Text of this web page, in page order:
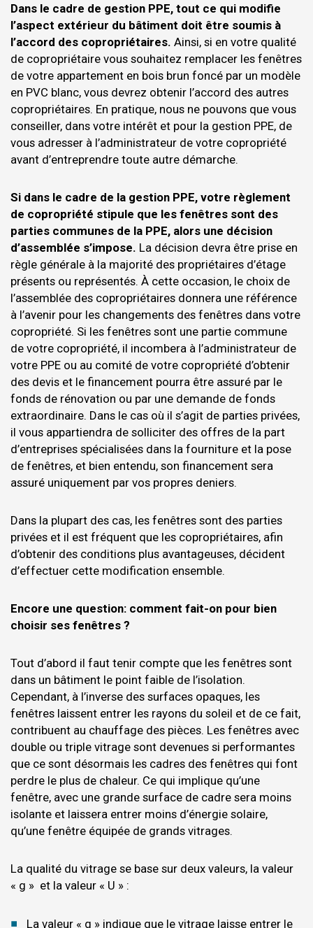
Dans le cadre de gestion PPE, tout ce qui modifie
l’aspect extérieur du bâtiment doit être soumis à
l’accord des copropriétaires. Ainsi, si en votre qualité
de copropriétaire vous souhaitez remplacer les fenêtres
de votre appartement en bois brun foncé par un modèle
en PVC blanc, vous devrez obtenir l’accord des autres
copropriétaires. En pratique, nous ne pouvons que vous
conseiller, dans votre intérêt et pour la gestion PPE, de
vous adresser à l’administrateur de votre copropriété
avant d’entreprendre toute autre démarche.
Si dans le cadre de la gestion PPE, votre règlement
de copropriété stipule que les fenêtres sont des
parties communes de la PPE, alors une décision
d’assemblée s’impose. La décision devra être prise en
règle générale à la majorité des propriétaires d’étage
présents ou représentés. À cette occasion, le choix de
l’assemblée des copropriétaires donnera une référence
à l’avenir pour les changements des fenêtres dans votre
copropriété. Si les fenêtres sont une partie commune
de votre copropriété, il incombera à l’administrateur de
votre PPE ou au comité de votre copropriété d’obtenir
des devis et le financement pourra être assuré par le
fonds de rénovation ou par une demande de fonds
extraordinaire. Dans le cas où il s’agit de parties privées,
il vous appartiendra de solliciter des offres de la part
d’entreprises spécialisées dans la fourniture et la pose
de fenêtres, et bien entendu, son financement sera
assuré uniquement par vos propres deniers.
Dans la plupart des cas, les fenêtres sont des parties
privées et il est fréquent que les copropriétaires, afin
d’obtenir des conditions plus avantageuses, décident
d’effectuer cette modification ensemble.
Encore une question: comment fait-on pour bien
choisir ses fenêtres ?
Tout d’abord il faut tenir compte que les fenêtres sont
dans un bâtiment le point faible de l’isolation.
Cependant, à l’inverse des surfaces opaques, les
fenêtres laissent entrer les rayons du soleil et de ce fait,
contribuent au chauffage des pièces. Les fenêtres avec
double ou triple vitrage sont devenues si performantes
que ce sont désormais les cadres des fenêtres qui font
perdre le plus de chaleur. Ce qui implique qu’une
fenêtre, avec une grande surface de cadre sera moins
isolante et laissera entrer moins d’énergie solaire,
qu’une fenêtre équipée de grands vitrages.
La qualité du vitrage se base sur deux valeurs, la valeur
« g » et la valeur « U » :
La valeur « g » indique que le vitrage laisse entrer le